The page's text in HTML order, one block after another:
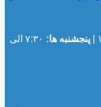
پنجشنبه ها:
۷:۳۰ الی